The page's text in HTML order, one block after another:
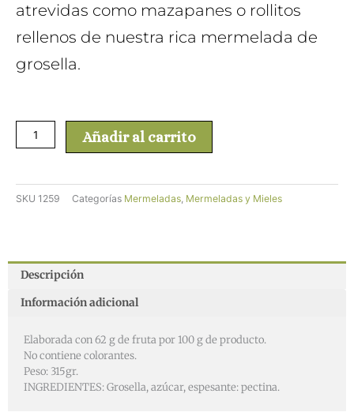
atrevidas como mazapanes o rollitos
rellenos de nuestra rica mermelada de
grosella.
Mermelada
Grosella
Artesana
cantidad
Añadir al carrito
SKU 1259 Categorías Mermeladas Mermeladas y Mieles
Descripción
Información adicional
Elaborada con 62 g de fruta por 100 g de producto.
No contiene colorantes.
Peso: 315gr.
INGREDIENTES: Grosella, azúcar, espesante: pectina.